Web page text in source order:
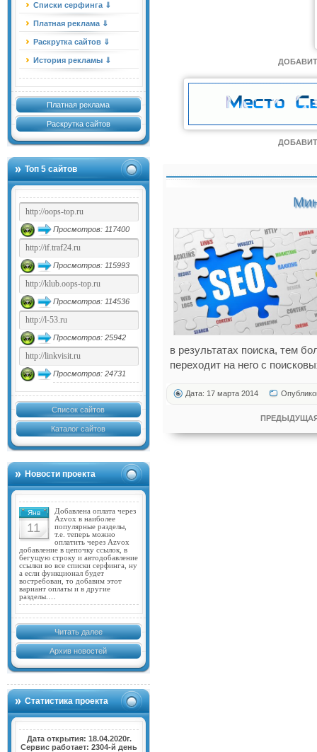
Списки серфинга ⇓
Платная реклама ⇓
Раскрутка сайтов ⇓
История рекламы ⇓
Платная реклама
Раскрутка сайтов
Топ 5 сайтов
Просмотров: 117400
Просмотров: 115993
Просмотров: 114536
Просмотров: 25942
Просмотров: 24731
Список сайтов
Каталог сайтов
Новости проекта
Янв
11
Добавлена оплата через
Azvox в наиболее
популярные разделы,
т.е. теперь можно
оплатить через Azvox
добавление в цепочку ссылок, в
бегущую строку и автодобавление
ссылки во все списки серфинга, ну
а если функционал будет
востребован, то добавим этот
вариант оплаты и в другие
разделы.…
Читать далее
Архив новостей
Статистика проекта
Дата открытия: 18.04.2020г.
Сервис работает: 2304-й день
в результатах поиска, тем
переходит на него с
Дата: 17 марта 2014